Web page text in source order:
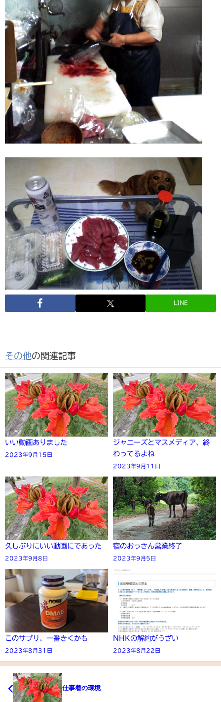
LINE
その他の関連記事
いい動画ありました
2023年9月15日
ジャニーズとマスメディア、終
わってるよね
2023年9月11日
久しぶりにいい動画にであった
2023年9月8日
宿のおっさん営業終了
2023年9月5日
このサプリ、一番きくかも
2023年8月31日
NHKの解約がうざい
2023年8月22日
仕事着の環境